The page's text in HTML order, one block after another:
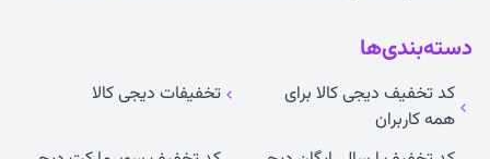
دسته‌بندی‌ها
کد تخفیف دیجی کالا برای
همه کاربران
تخفیفات دیجی کالا